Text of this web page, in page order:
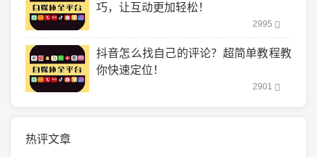
巧，让互动更加轻松！
2995
抖音怎么找自己的评论？超简单教程教
你快速定位！
2901
热评文章